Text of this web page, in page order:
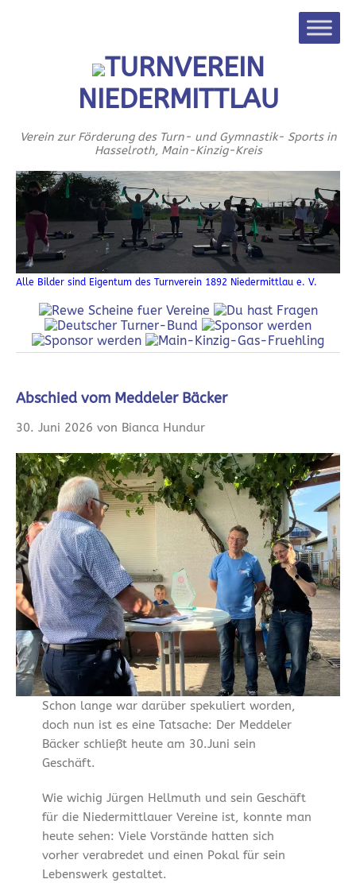
TURNVEREIN
NIEDERMITTLAU
Verein zur Förderung des Turn- und Gymnastik- Sports in
Hasselroth, Main-Kinzig-Kreis
Alle Bilder sind Eigentum des Turnverein 1892 Niedermittlau e. V.
Abschied vom Meddeler Bäcker
30. Juni 2026 von Bianca Hundur
Schon lange war darüber spekuliert worden,
doch nun ist es eine Tatsache: Der Meddeler
Bäcker schließt heute am 30.Juni sein
Geschäft.
Wie wichig Jürgen Hellmuth und sein Geschäft
für die Niedermittlauer Vereine ist, konnte man
heute sehen: Viele Vorstände hatten sich
vorher verabredet und einen Pokal für sein
Lebenswerk gestaltet.